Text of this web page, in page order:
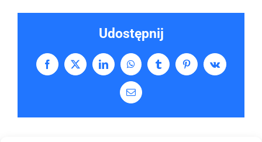
Udostępnij
Facebook
X LinkedInWhatsAppTumblr PinterestVk
Email